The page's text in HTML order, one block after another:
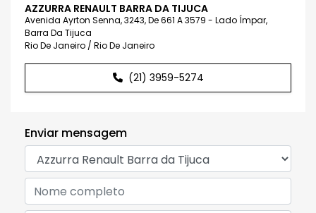
AZZURRA RENAULT BARRA DA TIJUCA
Avenida Ayrton Senna, 3243, De 661 A 3579 - Lado Ímpar,
Barra Da Tijuca
Rio De Janeiro / Rio De Janeiro
(21) 3959-5274
Enviar mensagem